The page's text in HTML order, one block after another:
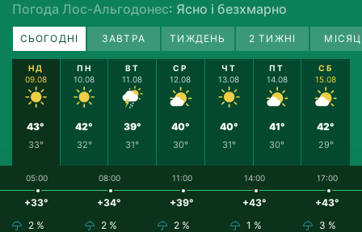
Погода Лос-Альгодонес: Ясно і безхмарно
СЬОГОДНІ ЗАВТРА ТИЖДЕНЬ 2 ТИЖНІ
НД
09.08
43°
33°
ПН
10.08
42°
32°
ВТ
11.08
39°
31°
СР
12.08
40°
30°
ЧТ
13.08
40°
31°
ПТ
14.08
41°
30°
СБ
15.08
42°
29°
05:00
+33°
2 %
08:00
+34°
2 %
11:00
+39°
2 %
14:00
+43°
1 %
17:00
+43°
3 %